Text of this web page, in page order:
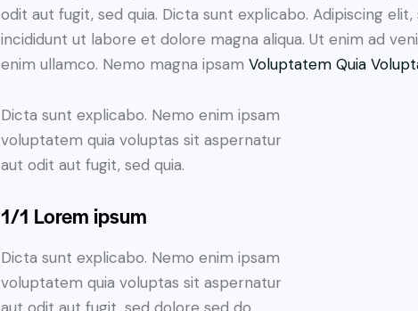
odit aut fugit, sed quia. Dicta sunt explicabo. Adipiscing
incididunt ut labore et dolore magna aliqua. Ut enim ad
enim ullamco. Nemo magna ipsam Voluptatem Quia
Dicta sunt explicabo. Nemo enim ipsam
voluptatem quia voluptas sit aspernatur
aut odit aut fugit, sed quia.
1/1 Lorem ipsum
Dicta sunt explicabo. Nemo enim ipsam
voluptatem quia voluptas sit aspernatur